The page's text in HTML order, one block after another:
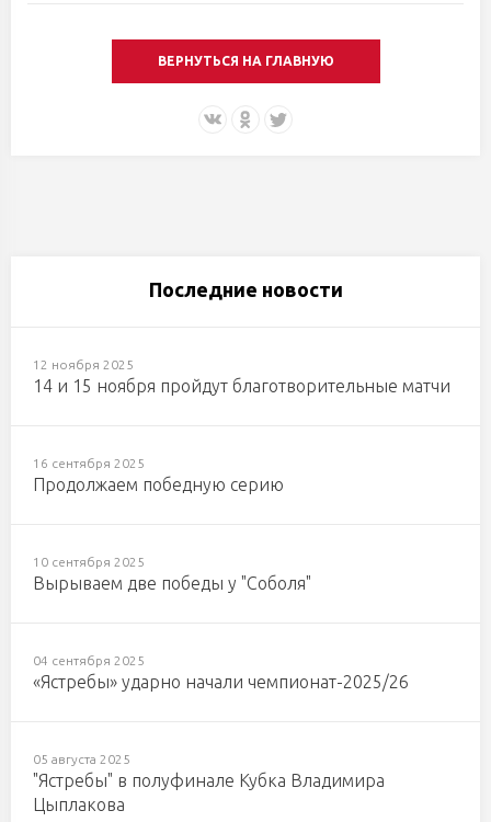
ВЕРНУТЬСЯ НА ГЛАВНУЮ
Последние новости
12 ноября 2025
14 и 15 ноября пройдут благотворительные матчи
16 сентября 2025
Продолжаем победную серию
10 сентября 2025
Вырываем две победы у "Соболя"
04 сентября 2025
«Ястребы» ударно начали чемпионат-2025/26
05 августа 2025
"Ястребы" в полуфинале Кубка Владимира
Цыплакова